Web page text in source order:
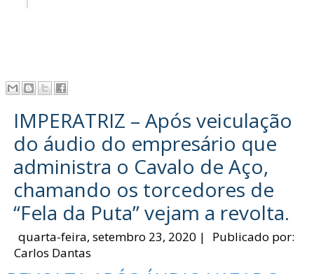
IMPERATRIZ – Após veiculação
do áudio do empresário que
administra o Cavalo de Aço,
chamando os torcedores de
“Fela da Puta” vejam a revolta.
quarta-feira, setembro 23, 2020 |
Publicado por:
Carlos Dantas